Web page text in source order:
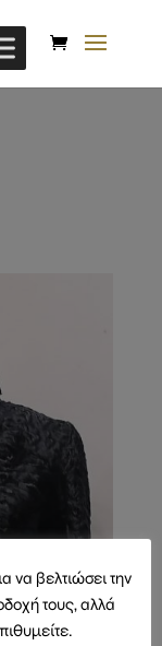
να βελτιώσει την
τους, αλλά